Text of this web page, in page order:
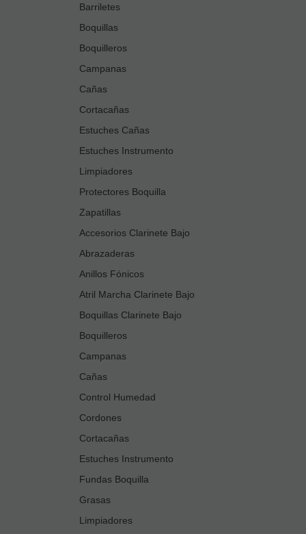
Barriletes
Boquillas
Boquilleros
Campanas
Cañas
Cortacañas
Estuches Cañas
Estuches Instrumento
Limpiadores
Protectores Boquilla
Zapatillas
Accesorios Clarinete Bajo
Abrazaderas
Anillos Fónicos
Atril Marcha Clarinete Bajo
Boquillas Clarinete Bajo
Boquilleros
Campanas
Cañas
Control Humedad
Cordones
Cortacañas
Estuches Instrumento
Fundas Boquilla
Grasas
Limpiadores